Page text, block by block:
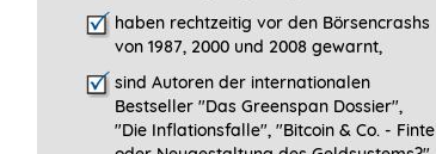
haben rechtzeitig vor den Börsencrashs
von 1987, 2000 und 2008 gewarnt,
sind Autoren der internationalen
Bestseller "Das Greenspan Dossier",
"Die Inflationsfalle", "Bitcoin & Co. - Finte